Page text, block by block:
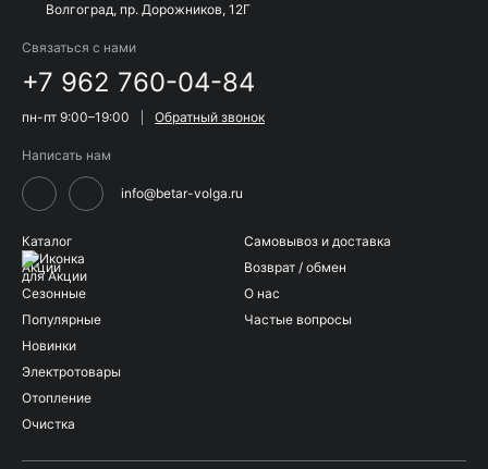
Волгоград, пр. Дорожников, 12Г
Каталог
Акции
Сезонные
Популярные
Новинки
Электротовары
Отопление
Очистка
Самовывоз и доставка
Возврат / обмен
О нас
Частые вопросы
Связаться с нами
+7 962 760-04-84
пн-пт 9:00–19:00 Обратный звонок
Написать нам
info@betar-volga.ru